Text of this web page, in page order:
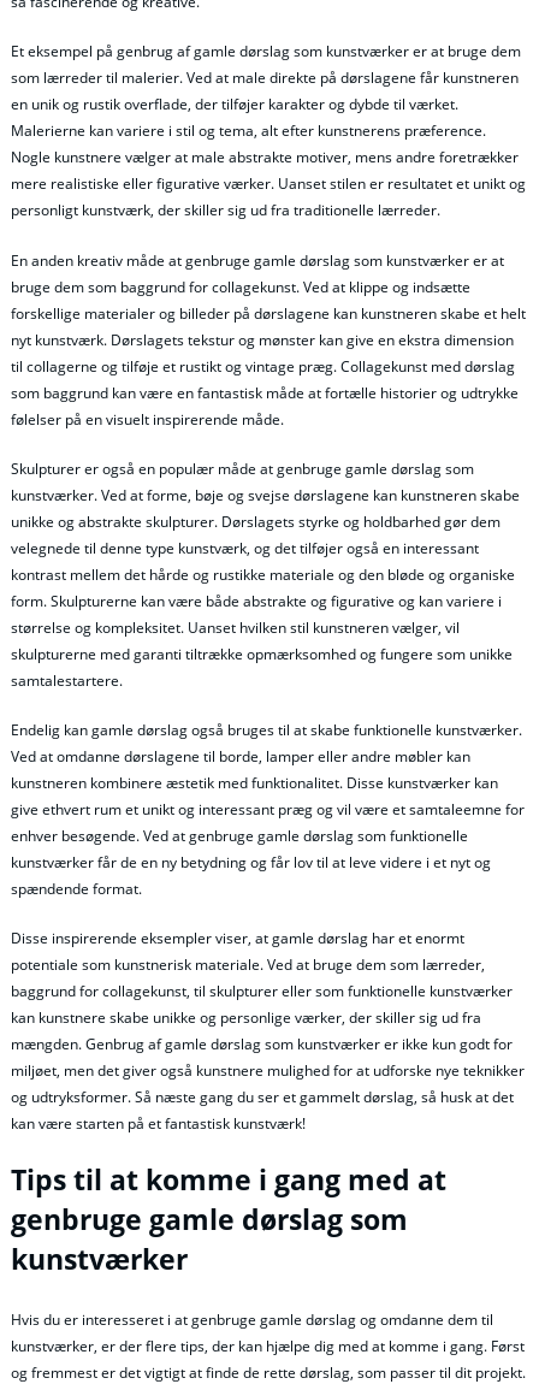
Et eksempel på genbrug af gamle dørslag som kunstværker er at bruge dem
som lærreder til malerier. Ved at male direkte på dørslagene får kunstneren
en unik og rustik overflade, der tilføjer karakter og dybde til værket.
Malerierne kan variere i stil og tema, alt efter kunstnerens præference.
Nogle kunstnere vælger at male abstrakte motiver, mens andre foretrækker
mere realistiske eller figurative værker. Uanset stilen er resultatet et unikt og
personligt kunstværk, der skiller sig ud fra traditionelle lærreder.
En anden kreativ måde at genbruge gamle dørslag som kunstværker er at
bruge dem som baggrund for collagekunst. Ved at klippe og indsætte
forskellige materialer og billeder på dørslagene kan kunstneren skabe et helt
nyt kunstværk. Dørslagets tekstur og mønster kan give en ekstra dimension
til collagerne og tilføje et rustikt og vintage præg. Collagekunst med dørslag
som baggrund kan være en fantastisk måde at fortælle historier og udtrykke
følelser på en visuelt inspirerende måde.
Skulpturer er også en populær måde at genbruge gamle dørslag som
kunstværker. Ved at forme, bøje og svejse dørslagene kan kunstneren skabe
unikke og abstrakte skulpturer. Dørslagets styrke og holdbarhed gør dem
velegnede til denne type kunstværk, og det tilføjer også en interessant
kontrast mellem det hårde og rustikke materiale og den bløde og organiske
form. Skulpturerne kan være både abstrakte og figurative og kan variere i
størrelse og kompleksitet. Uanset hvilken stil kunstneren vælger, vil
skulpturerne med garanti tiltrække opmærksomhed og fungere som unikke
samtalestartere.
Endelig kan gamle dørslag også bruges til at skabe funktionelle kunstværker.
Ved at omdanne dørslagene til borde, lamper eller andre møbler kan
kunstneren kombinere æstetik med funktionalitet. Disse kunstværker kan
give ethvert rum et unikt og interessant præg og vil være et samtaleemne for
enhver besøgende. Ved at genbruge gamle dørslag som funktionelle
kunstværker får de en ny betydning og får lov til at leve videre i et nyt og
spændende format.
Disse inspirerende eksempler viser, at gamle dørslag har et enormt
potentiale som kunstnerisk materiale. Ved at bruge dem som lærreder,
baggrund for collagekunst, til skulpturer eller som funktionelle kunstværker
kan kunstnere skabe unikke og personlige værker, der skiller sig ud fra
mængden. Genbrug af gamle dørslag som kunstværker er ikke kun godt for
miljøet, men det giver også kunstnere mulighed for at udforske nye teknikker
og udtryksformer. Så næste gang du ser et gammelt dørslag, så husk at det
kan være starten på et fantastisk kunstværk!
Tips til at komme i gang med at
genbruge gamle dørslag som
kunstværker
Hvis du er interesseret i at genbruge gamle dørslag og omdanne dem til
kunstværker, er der flere tips, der kan hjælpe dig med at komme i gang. Først
og fremmest er det vigtigt at finde de rette dørslag, som passer til dit projekt.